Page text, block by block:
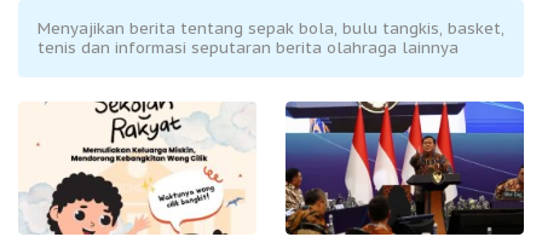
Menyajikan berita tentang sepak bola, bulu tangkis, basket,
tenis dan informasi seputaran berita olahraga lainnya